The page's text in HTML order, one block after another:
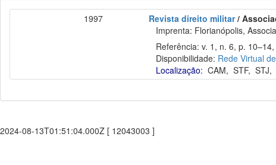
1997 Revista direito militar/
Imprenta: Florianópolis,
Referência: v. 1, n. 6, p.
Disponibilidade: Rede Virtual
Localização: CAM,STF,STJ
2024-08-13T01:51:04.000Z [ 12043003 ]